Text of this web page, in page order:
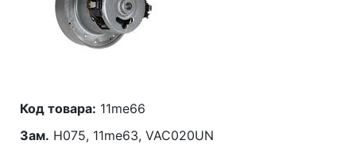
Код товара: 11me66
Зам. H075, 11me63, VAC020UN